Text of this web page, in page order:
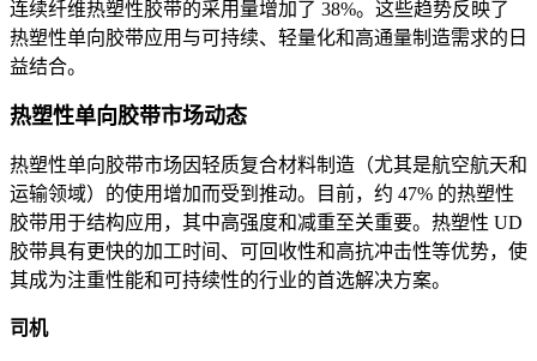
连续纤维热塑性胶带的采用量增加了 38%。这些趋势反映了
热塑性单向胶带应用与可持续、轻量化和高通量制造需求的日
益结合。
热塑性单向胶带市场动态
热塑性单向胶带市场因轻质复合材料制造（尤其是航空航天和
运输领域）的使用增加而受到推动。目前，约 47% 的热塑性
胶带用于结构应用，其中高强度和减重至关重要。热塑性 UD
胶带具有更快的加工时间、可回收性和高抗冲击性等优势，使
其成为注重性能和可持续性的行业的首选解决方案。
司机